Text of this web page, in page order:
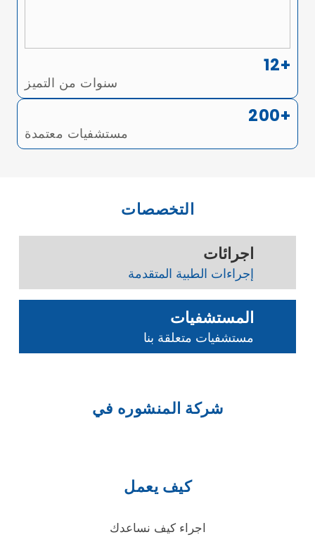
12+
سنوات من التميز
200+
مستشفيات معتمدة
التخصصات
اجرائات
إجراءات الطبية المتقدمة
المستشفيات
مستشفيات متعلقة بنا
شركة المنشوره في
كيف يعمل
اجراء كيف نساعدك